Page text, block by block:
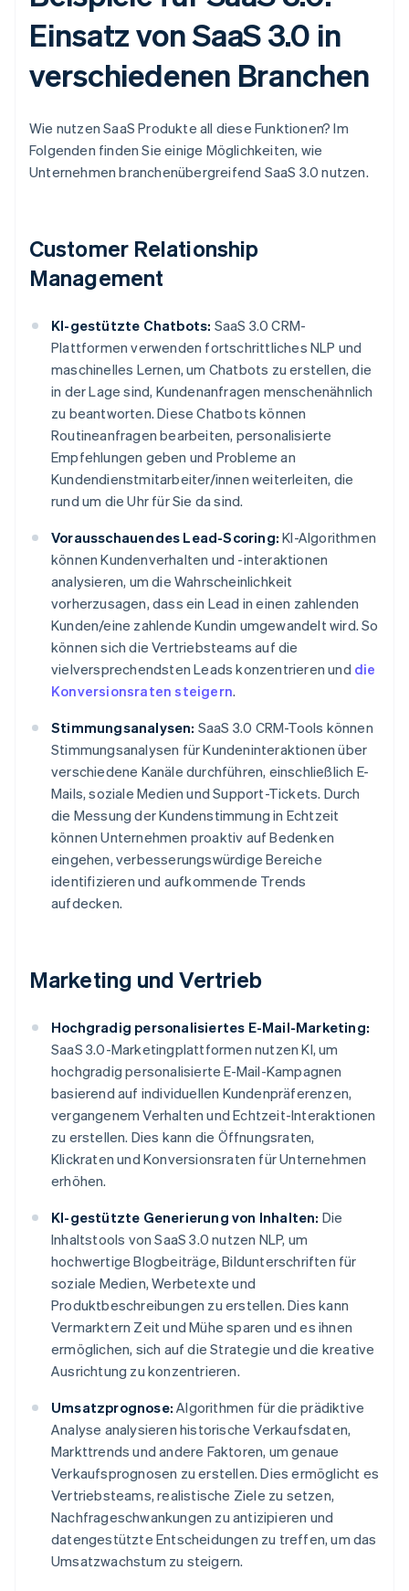
Einsatz von SaaS 3.0 in
verschiedenen Branchen
Wie nutzen SaaS Produkte all diese Funktionen? Im
Folgenden finden Sie einige Möglichkeiten, wie
Unternehmen branchenübergreifend SaaS 3.0 nutzen.
Customer Relationship
Management
KI-gestützte Chatbots: SaaS 3.0 CRM-
Plattformen verwenden fortschrittliches NLP und
maschinelles Lernen, um Chatbots zu erstellen, die
in der Lage sind, Kundenanfragen menschenähnlich
zu beantworten. Diese Chatbots können
Routineanfragen bearbeiten, personalisierte
Empfehlungen geben und Probleme an
Kundendienstmitarbeiter/innen weiterleiten, die
rund um die Uhr für Sie da sind.
Vorausschauendes Lead-Scoring: KI-Algorithmen
können Kundenverhalten und -interaktionen
analysieren, um die Wahrscheinlichkeit
vorherzusagen, dass ein Lead in einen zahlenden
Kunden/eine zahlende Kundin umgewandelt wird. So
können sich die Vertriebsteams auf die
vielversprechendsten Leads konzentrieren und die
Konversionsraten steigern.
Stimmungsanalysen: SaaS 3.0 CRM-Tools können
Stimmungsanalysen für Kundeninteraktionen über
verschiedene Kanäle durchführen, einschließlich E-
Mails, soziale Medien und Support-Tickets. Durch
die Messung der Kundenstimmung in Echtzeit
können Unternehmen proaktiv auf Bedenken
eingehen, verbesserungswürdige Bereiche
identifizieren und aufkommende Trends
aufdecken.
Marketing und Vertrieb
Hochgradig personalisiertes E-Mail-Marketing:
SaaS 3.0-Marketingplattformen nutzen KI, um
hochgradig personalisierte E-Mail-Kampagnen
basierend auf individuellen Kundenpräferenzen,
vergangenem Verhalten und Echtzeit-Interaktionen
zu erstellen. Dies kann die Öffnungsraten,
Klickraten und Konversionsraten für Unternehmen
erhöhen.
KI-gestützte Generierung von Inhalten: Die
Inhaltstools von SaaS 3.0 nutzen NLP, um
hochwertige Blogbeiträge, Bildunterschriften für
soziale Medien, Werbetexte und
Produktbeschreibungen zu erstellen. Dies kann
Vermarktern Zeit und Mühe sparen und es ihnen
ermöglichen, sich auf die Strategie und die kreative
Ausrichtung zu konzentrieren.
Umsatzprognose: Algorithmen für die prädiktive
Analyse analysieren historische Verkaufsdaten,
Markttrends und andere Faktoren, um genaue
Verkaufsprognosen zu erstellen. Dies ermöglicht es
Vertriebsteams, realistische Ziele zu setzen,
Nachfrageschwankungen zu antizipieren und
datengestützte Entscheidungen zu treffen, um das
Umsatzwachstum zu steigern.